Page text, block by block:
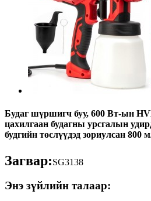
Будаг шүршигч буу, 600 Вт-ын
цахилгаан будагны урсгалын
будгийн төслүүдэд зориулсан 800
Загвар:SG3138
Энэ зүйлийн талаар: